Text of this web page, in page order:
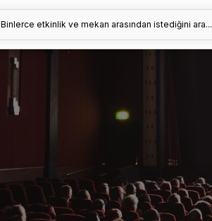
Binlerce etkinlik ve mekan arasından istediğini ara...